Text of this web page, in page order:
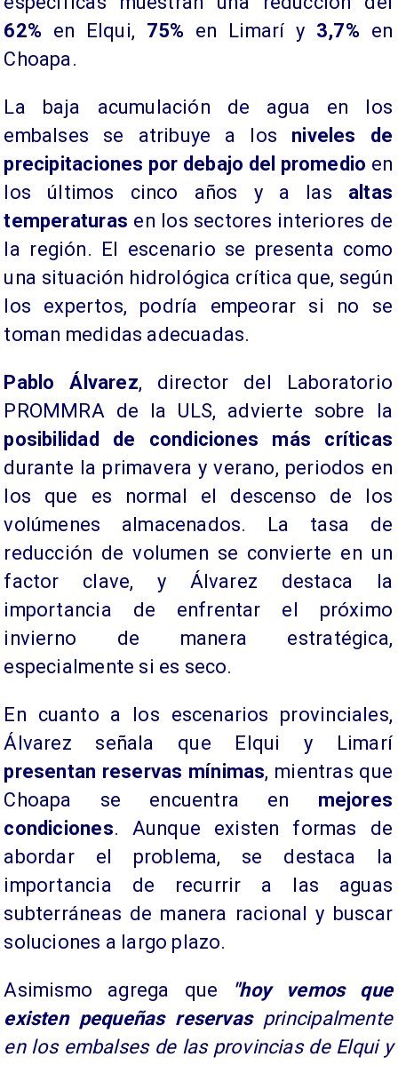
62% en Elqui, 75% en Limarí y 3,7% en
Choapa.
​La baja acumulación de agua en los
embalses se atribuye a los niveles de
precipitaciones por debajo del promedio en
los últimos cinco años y a las altas
temperaturas en los sectores interiores de
la región. El escenario se presenta como
una situación hidrológica crítica que, según
los expertos, podría empeorar si no se
toman medidas adecuadas.
​Pablo Álvarez, director del Laboratorio
PROMMRA de la ULS, advierte sobre la
posibilidad de condiciones más críticas
durante la primavera y verano, periodos en
los que es normal el descenso de los
volúmenes almacenados. La tasa de
reducción de volumen se convierte en un
factor clave, y Álvarez destaca la
importancia de enfrentar el próximo
invierno de manera estratégica,
especialmente si es seco.
​En cuanto a los escenarios provinciales,
Álvarez señala que Elqui y Limarí
presentan reservas mínimas, mientras que
Choapa se encuentra en mejores
condiciones. Aunque existen formas de
abordar el problema, se destaca la
importancia de recurrir a las aguas
subterráneas de manera racional y buscar
soluciones a largo plazo.
Asimismo agrega que
"hoy vemos que
existen pequeñas reservas principalmente
en los embalses de las provincias de Elqui y